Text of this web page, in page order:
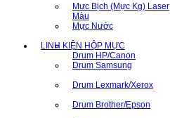
Mưc Bịch (Mực Kg) Laser
Màu
Mực Nước
LINH KIỆN HỘP MỰC
Drum HP/Canon
Drum Samsung
Drum Lexmark/Xerox
Drum Brother/Epson